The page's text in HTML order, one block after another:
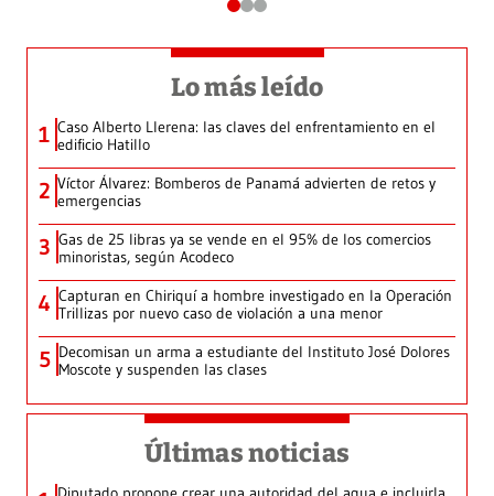
Lo más leído
1 Caso Alberto Llerena: las claves del enfrentamiento en el
edificio Hatillo
2 Víctor Álvarez: Bomberos de Panamá advierten de retos y
emergencias
3 Gas de 25 libras ya se vende en el 95% de los comercios
minoristas, según Acodeco
4 Capturan en Chiriquí a hombre investigado en la Operación
Trillizas por nuevo caso de violación a una menor
5 Decomisan un arma a estudiante del Instituto José Dolores
Moscote y suspenden las clases
Últimas noticias